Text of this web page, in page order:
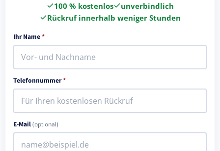
100 % kostenlos
unverbindlich
Rückruf innerhalb weniger Stunden
Ihr Name*
Telefonnummer*
E-Mail(optional)